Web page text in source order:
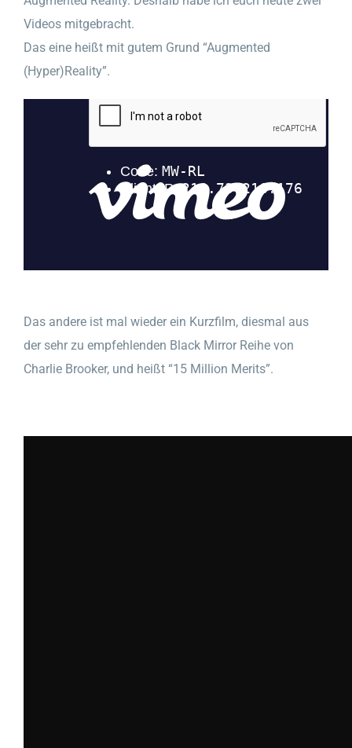
Videos mitgebracht.
Das eine heißt mit gutem Grund “Augmented
(Hyper)Reality”.
Das andere ist mal wieder ein Kurzfilm, diesmal aus
der sehr zu empfehlenden Black Mirror Reihe von
Charlie Brooker, und heißt “15 Million Merits”.